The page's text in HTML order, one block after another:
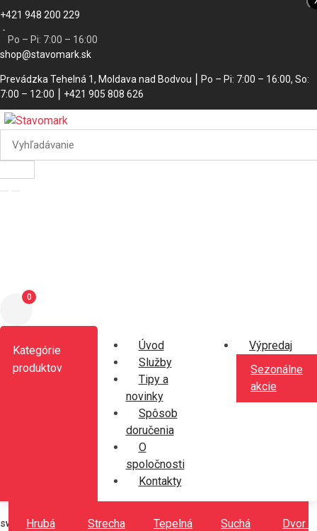
+421 948 200 229
-
Po – Pi: 7:00 – 16:00
shop@stavomark.sk
Prevádzka Tehelná 1, Moldava nad Bodvou ⎮ Po – Pi: 7:00 – 16:00, So:
7:00 – 12:00 ⎮ +421 905 808 626
0
Kategórie
produktov
hrubá
strecha
tepelná
suchá
dvor a
Úvod
Služby
Tipy a
novinky
Spôsob
doručenia
O
spoločnosti
Kontakty
Výpredaj
Sezonálne
akcie
swissporTON
Titania Podhrebeňové škridle
SWT Titania
Akcia